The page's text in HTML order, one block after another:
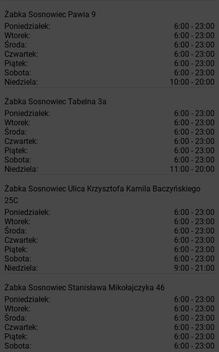
Żabka Sosnowiec Pawia 9
Poniedziałek:
6:00 - 23:00
Wtorek:
6:00 - 23:00
Środa:
6:00 - 23:00
Czwartek:
6:00 - 23:00
Piątek:
6:00 - 23:00
Sobota:
6:00 - 23:00
Niedziela:
10:00 - 20:00
Żabka Sosnowiec Tabelna 3a
Poniedziałek:
6:00 - 23:00
Wtorek:
6:00 - 23:00
Środa:
6:00 - 23:00
Czwartek:
6:00 - 23:00
Piątek:
6:00 - 23:00
Sobota:
6:00 - 23:00
Niedziela:
11:00 - 20:00
Żabka Sosnowiec Ulica Krzysztofa Kamila Baczyńskiego
25C
Poniedziałek:
6:00 - 23:00
Wtorek:
6:00 - 23:00
Środa:
6:00 - 23:00
Czwartek:
6:00 - 23:00
Piątek:
6:00 - 23:00
Sobota:
6:00 - 23:00
Niedziela:
9:00 - 21:00
Żabka Sosnowiec Stanisława Mikołajczyka 46
Poniedziałek:
6:00 - 23:00
Wtorek:
6:00 - 23:00
Środa:
6:00 - 23:00
Czwartek:
6:00 - 23:00
Piątek:
6:00 - 23:00
Sobota:
6:00 - 23:00